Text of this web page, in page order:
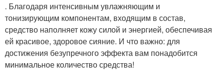
. Благодаря интенсивным увлажняющим и
тонизирующим компонентам, входящим в состав,
средство наполняет кожу силой и энергией, обеспечивая
ей красивое, здоровое сияние. И что важно: для
достижения безупречного эффекта вам понадобится
минимальное количество средства!